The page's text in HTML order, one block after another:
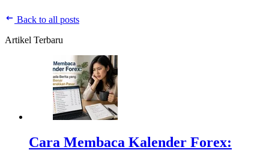
Back to all posts
Artikel Terbaru
Cara Membaca Kalender Forex: